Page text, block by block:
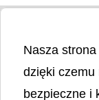
Nasza
dzięki czemu
bezpieczne i